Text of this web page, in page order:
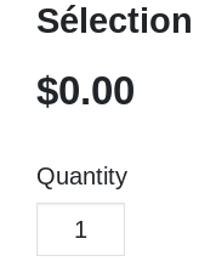
$0.00
Quantity